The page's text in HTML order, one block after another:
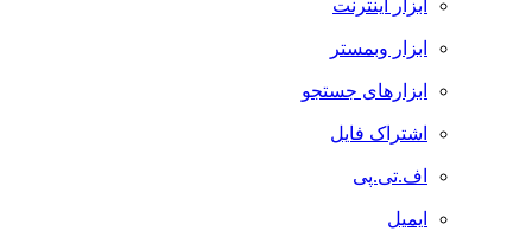
ابزار اینترنت
ابزار وبمستر
ابزارهای جستجو
اشتراک فایل
اف.تی.پی
ایمیل